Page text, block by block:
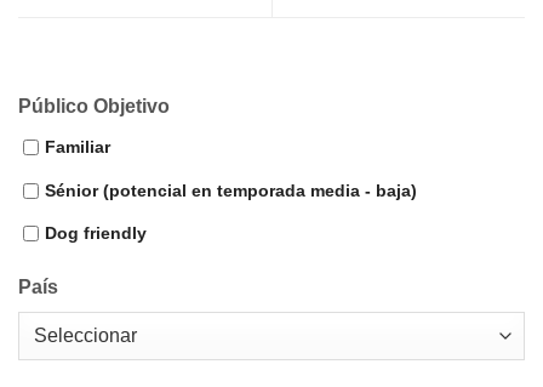
Público Objetivo
Familiar
Sénior (potencial en temporada media - baja)
Dog friendly
País